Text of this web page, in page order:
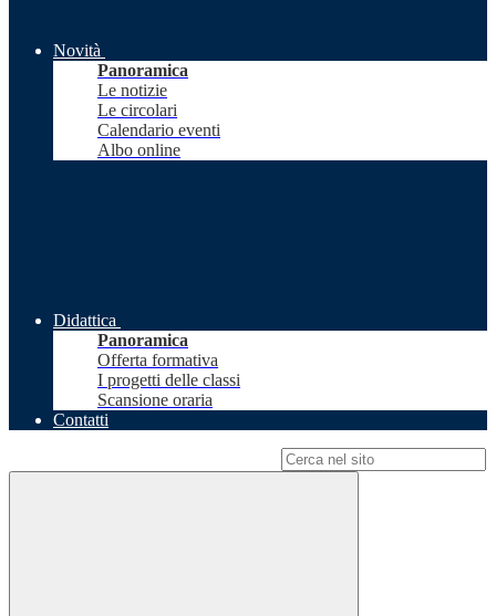
Novità
Panoramica
Le notizie
Le circolari
Calendario eventi
Albo online
Didattica
Panoramica
Offerta formativa
I progetti delle classi
Scansione oraria
Contatti